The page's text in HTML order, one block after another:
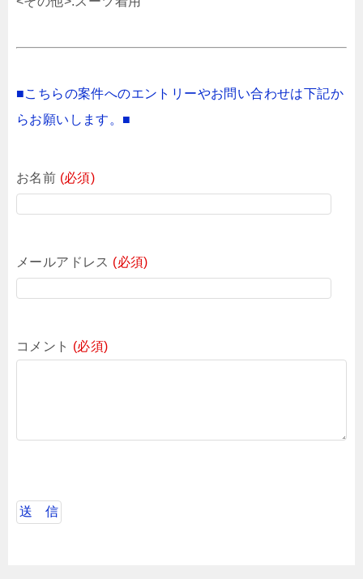
■こちらの案件へのエントリーやお問い合わせは下記か
らお願いします。■
お名前 (必須)
メールアドレス (必須)
コメント (必須)